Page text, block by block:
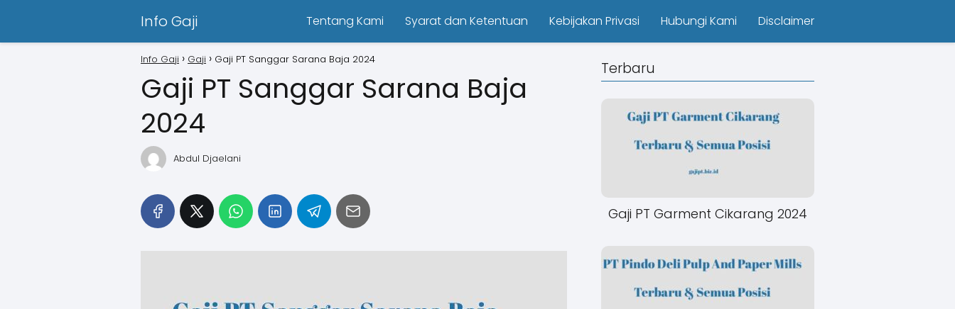
Info Gaji Tentang Kami Syarat dan Ketentuan Kebijakan Privasi Hubungi Kami Disclaimer
Info Gaji Gaji Gaji PT Sanggar Sarana Baja 2024
Gaji PT Sanggar Sarana Baja
2024
Abdul Djaelani
Terbaru
Gaji PT Garment Cikarang 2024